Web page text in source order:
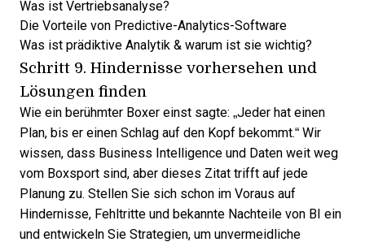
Was ist Vertriebsanalyse?
Die Vorteile von Predictive-Analytics-Software
Was ist prädiktive Analytik & warum ist sie wichtig?
Schritt 9. Hindernisse vorhersehen und
Lösungen finden
Wie ein berühmter Boxer einst sagte: „Jeder hat einen
Plan, bis er einen Schlag auf den Kopf bekommt.“ Wir
wissen, dass Business Intelligence und Daten weit weg
vom Boxsport sind, aber dieses Zitat trifft auf jede
Planung zu. Stellen Sie sich schon im Voraus auf
Hindernisse, Fehltritte und bekannte Nachteile von BI ein
und entwickeln Sie Strategien, um unvermeidliche